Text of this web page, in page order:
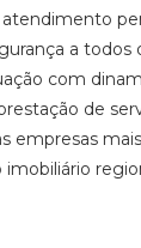
a todos
com
de
empresas